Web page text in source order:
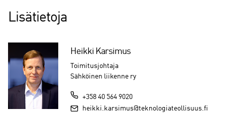
Lisätietoja
Heikki Karsimus
Toimitusjohtaja
Sähköinen liikenne ry
+358 40 564 9020
heikki.karsimus@teknologiateollisuus.fi